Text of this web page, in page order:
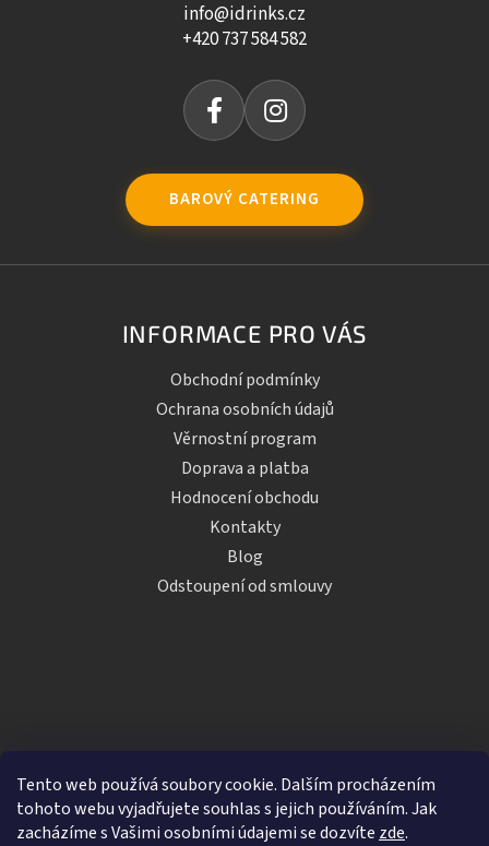
Tento web používá soubory cookie. Dalším procházením
tohoto webu vyjadřujete souhlas s jejich používáním. Jak
zacházíme s Vašimi osobními údajemi se dozvíte zde.
info@idrinks.cz
+420 737 584 582
BAROVÝ CATERING
INFORMACE PRO VÁS
Obchodní podmínky
Ochrana osobních údajů
Věrnostní program
Doprava a platba
Hodnocení obchodu
Kontakty
Blog
Odstoupení od smlouvy
Vytvořil Shoptet